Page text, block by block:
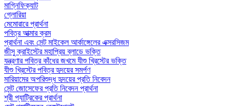
মাগ্নিফিক্যাট
গ্লোরিয়া
মেমোরারে প্রার্থনা
পবিত্র আত্মার ক্রম
প্রার্থনা এবং সেন্ট মাইকেল আর্কাঙ্গেলের এক্সরসিজম
জীসু ক্রাইস্টের মহাপ্রিয় ব্লাডে ভক্তি
যন্ত্রণার পবিত্র কাঁধের জখমে যীশু খ্রিস্টের ভক্তি
যীশু খ্রিস্টের পবিত্র হৃদয়ের সমর্পণ
মারিয়ামের অপরিশুদ্ধ হৃদয়ের প্রতি নিবেদন
সেন্ট জোসেফের প্রতি নিবেদন প্রার্থনা
শ্রী প্যাট্রিকের প্রার্থনা